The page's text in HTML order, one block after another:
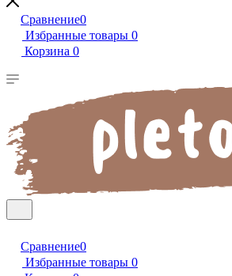
Сравнение0
Избранные товары 0
Корзина 0
Сравнение0
Избранные товары 0